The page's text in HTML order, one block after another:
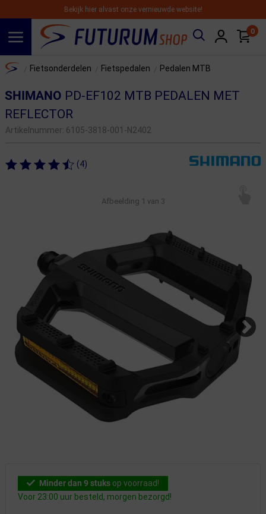
Bekijk hier alvast onze vernieuwde website!
0
Home Fietsonderdelen Fietspedalen Pedalen MTB
SHIMANO PD-EF102 MTB PEDALEN MET
REFLECTOR
Artikelnummer: 6105-3818-001-N2402
(4)
Afbeelding 1 van 3
Minder dan 9 stuks op voorraad!
Voor 23:00 uur besteld, morgen bezorgd!